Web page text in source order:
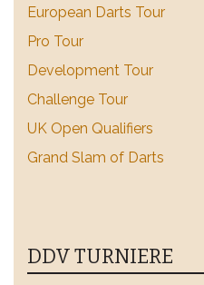
European Darts Tour
Pro Tour
Development Tour
Challenge Tour
UK Open Qualifiers
Grand Slam of Darts
DDV TURNIERE